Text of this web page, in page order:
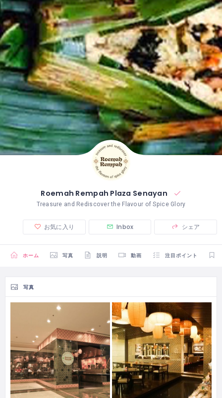
Roemah Rempah Plaza Senayan
Treasure and Rediscover the Flavour of Spice Glory
お気に入り Inbox シェア
ホーム 写真 説明 動画 注目ポイント
写真